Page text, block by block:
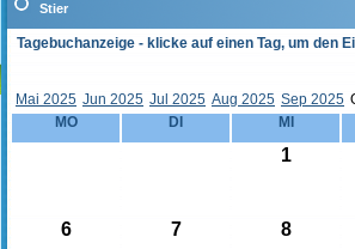
Stier
Tagebuchanzeige - klicke auf einen Tag, um den
Mai 2025 Jun 2025 Jul 2025 Aug 2025 Sep 2025
MO
DI MI
1
6 7 8